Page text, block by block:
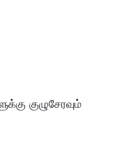
குழுசேரவும்